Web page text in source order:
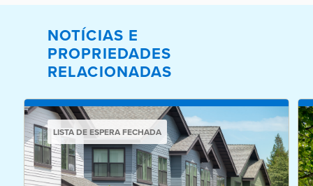
NOTÍCIAS E
PROPRIEDADES
RELACIONADAS
LISTA DE ESPERA FECHADA